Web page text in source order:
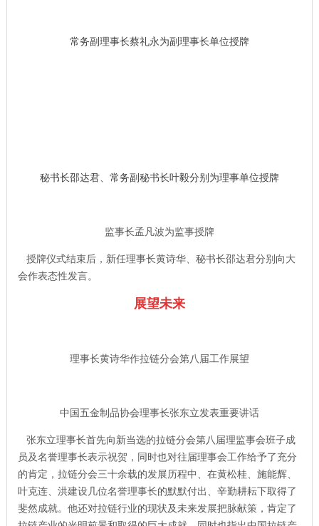
常务副理事长蔡礼永为副理事长单位授牌
秘书长邵达君、常务副秘书长叶毅分别为理事单位授牌
监事长孟凡波为监事授牌
授牌仪式结束后，新任理事长黄诗华、秘书长邵达君分别向大
会作表态性发言。
展望未来
理事长黄诗华作拉链分会第八届工作展望
中国五金制品协会理事长张东立发表重要讲话
张东立理事长首先向新当选的拉链分会第八届理监事会班子成
员及名誉理事长表示祝贺，同时也对往届理事会工作给予了充分
的肯定，拉链分会三十余载的发展历程中、在黄松桂、施能辉、
叶克连、洪建设几位名誉理事长的默默付出、辛勤耕耘下取得了
斐然成就。他还对拉链行业的现状及未来发展把脉献策，肯定了